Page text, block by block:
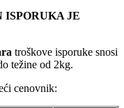
ISPORUKA JE
troškove isporuke snosi
težine od 2kg.
cenovnik: